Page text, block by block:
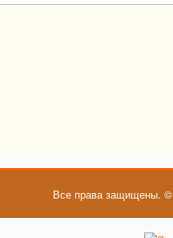
Все права защищены. ©